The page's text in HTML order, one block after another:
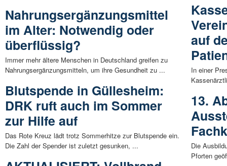
Nahrungsergänzungsmittel
im Alter: Notwendig oder
überflüssig?
Immer mehr ältere Menschen in Deutschland greifen zu
Nahrungsergänzungsmitteln, um ihre Gesundheit zu ...
Blutspende in Güllesheim:
DRK ruft auch im Sommer
zur Hilfe auf
Das Rote Kreuz lädt trotz Sommerhitze zur Blutspende ein.
Die Zahl der Spender ist zuletzt gesunken, ...
auf
In einer
13.
Die
Pforten